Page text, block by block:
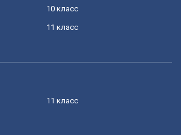
10 класс
11 класс
11 класс